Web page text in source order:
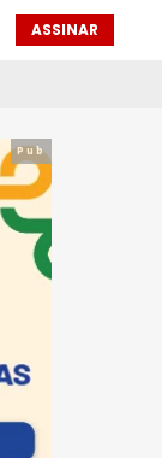
ASSINAR
Pub